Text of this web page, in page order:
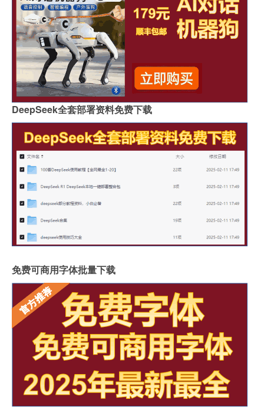
DeepSeek全套部署资料免费下载
免费可商用字体批量下载